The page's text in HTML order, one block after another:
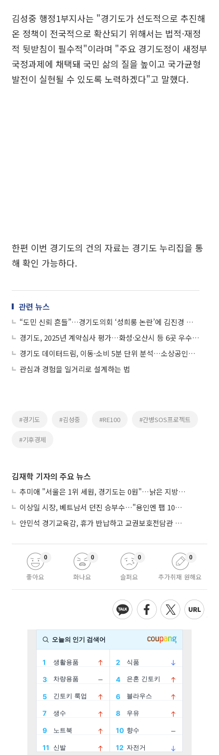
김성중 행정1부지사는 "경기도가 선도적으로 추진해
온 정책이 전국적으로 확산되기 위해서는 법적·재정
적 뒷받침이 필수적"이라며 "주요 경기도정이 새정부
국정과제에 채택돼 국민 삶의 질을 높이고 국가균형
발전이 실현될 수 있도록 노력하겠다"고 말했다.
한편 이번 경기도의 건의 자료는 경기도 누리집을 통
해 확인 가능하다.
관련 뉴스
“도민 신뢰 흔들”…경기도의회 ‘성희롱 논란’에 김진경 의장 자성 촉구
경기도, 2025년 계약심사 평가…화성·오산시 등 6곳 우수기관 선정
경기도 데이터드림, 이동·소비 5분 단위 분석…소상공인에 ‘신의 한 수’?
관심과 경험을 일거리로 설계하는 법
#경기도 #김성중 #RE100 #간병SOS프로젝트
#기후경제
김재학 기자의 주요 뉴스
추미애 "서울은 1위 세원, 경기도는 0원"…낡은 지방세제 정조준
이상일 시장, 베트남서 던진 승부수…"용인엔 팹 10기가 들어선다"
안민석 경기교육감, 휴가 반납하고 교권보호전담관 면접 현장 지켰다
좋아요
0
화나요
0
슬퍼요
0
추가취재 원해요
0